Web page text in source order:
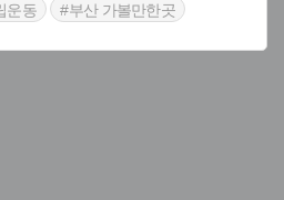
운동
#부산 가볼만한곳